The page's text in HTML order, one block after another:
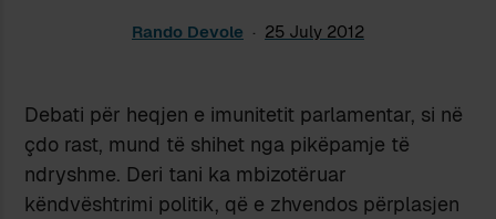
Rando Devole 25 July 2012
Debati për heqjen e imunitetit parlamentar, si në
çdo rast, mund të shihet nga pikëpamje të
ndryshme. Deri tani ka mbizotëruar
këndvështrimi politik, që e zhvendos përplasjen